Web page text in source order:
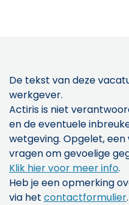
De tekst van deze
werkgever.
Actiris is niet
en de eventuele
wetgeving. Opgelet,
vragen om gevoelige
Klik hier voor meer info.
Heb je een opmerking
via het contactformulier.